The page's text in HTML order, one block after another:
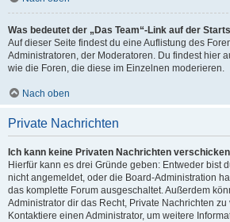
Was bedeutet der „Das Team“-Link auf der
Auf dieser Seite findest du eine Auflistung des
Administratoren, der Moderatoren. Du findest hier
wie die Foren, die diese im Einzelnen moderieren.
Nach oben
Private Nachrichten
Ich kann keine Privaten Nachrichten
Hierfür kann es drei Gründe geben: Entweder bist
nicht angemeldet, oder die Board-Administration
das komplette Forum ausgeschaltet. Außerdem
Administrator dir das Recht, Private Nachrichten
Kontaktiere einen Administrator, um weitere